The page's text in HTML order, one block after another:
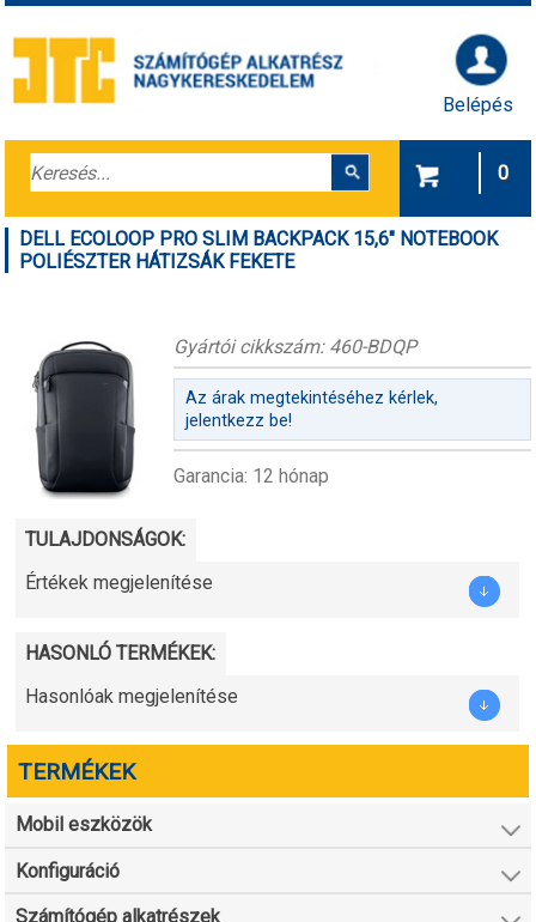
Belépés
0
DELL ECOLOOP PRO SLIM BACKPACK 15,6" NOTEBOOK
POLIÉSZTER HÁTIZSÁK FEKETE
Gyártói cikkszám: 460-BDQP
Az árak megtekintéséhez kérlek,
jelentkezz be!
Garancia: 12 hónap
TULAJDONSÁGOK:
Értékek megjelenítése
HASONLÓ TERMÉKEK:
Hasonlóak megjelenítése
TERMÉKEK
Mobil eszközök
Konfiguráció
Számítógép alkatrészek